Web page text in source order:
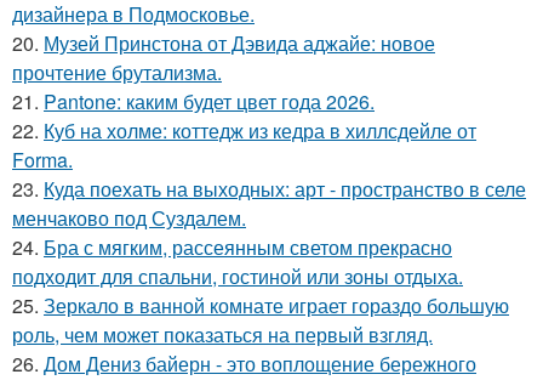
дизайнера в Подмосковье.
20. Музей Принстона от Дэвида аджайе: новое
прочтение брутализма.
21. Pantone: каким будет цвет года 2026.
22. Куб на холме: коттедж из кедра в хиллсдейле от
Forma.
23. Куда поехать на выходных: арт - пространство в селе
менчаково под Суздалем.
24. Бра с мягким, рассеянным светом прекрасно
подходит для спальни, гостиной или зоны отдыха.
25. Зеркало в ванной комнате играет гораздо большую
роль, чем может показаться на первый взгляд.
26. Дом Дениз байерн - это воплощение бережного